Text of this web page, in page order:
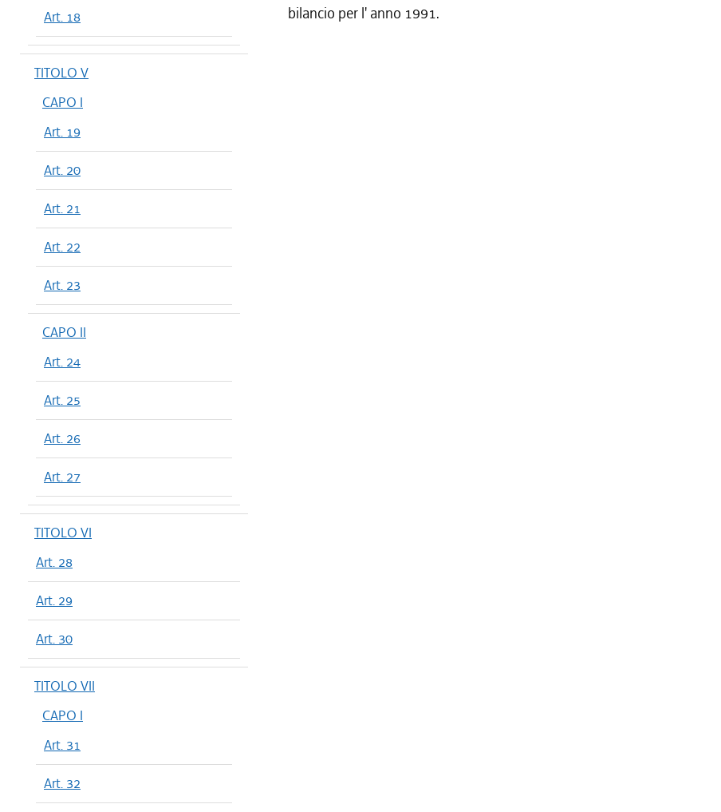
Art. 18
TITOLO V
CAPO I
Art. 19
Art. 20
Art. 21
Art. 22
Art. 23
CAPO II
Art. 24
Art. 25
Art. 26
Art. 27
TITOLO VI
Art. 28
Art. 29
Art. 30
TITOLO VII
CAPO I
Art. 31
Art. 32
bilancio per l' anno 1991.